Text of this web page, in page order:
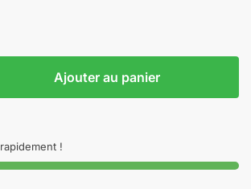
Ajouter au panier
!